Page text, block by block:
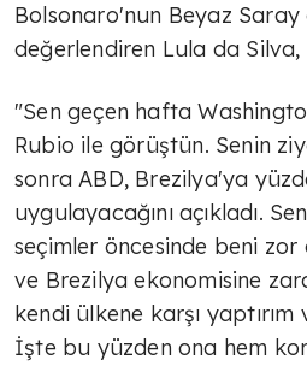
Bolsonaro'nun Beyaz Saray
değerlendiren Lula da Silva,
"Sen geçen hafta
Rubio ile görüştün. Senin
sonra ABD, Brezilya'ya
uygulayacağını açıkladı.
seçimler öncesinde beni
ve Brezilya ekonomisine
kendi ülkene karşı
İşte bu yüzden ona hem